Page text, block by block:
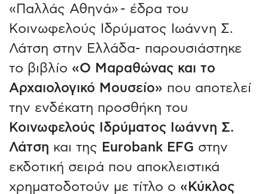
«Παλλάς Αθηνά» - έδρα του
Κοινωφελούς Ιδρύματος Ιωάννη Σ.
Λάτση στην Ελλάδα- παρουσιάστηκε
το βιβλίο «Ο Μαραθώνας και το
Αρχαιολογικό Μουσείο» που αποτελεί
την ενδέκατη προσθήκη του
Κοινωφελούς Ιδρύματος Ιωάννη Σ.
Λάτση και της Eurobank EFG στην
εκδοτική σειρά που αποκλειστικά
χρηματοδοτούν με τίτλο ο «Κύκλος